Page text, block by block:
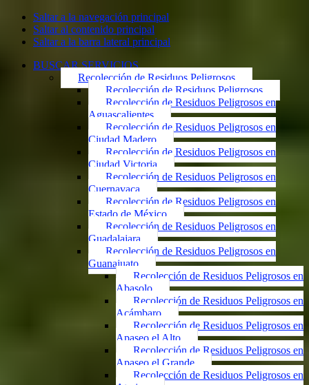
Saltar a la navegación principal
Saltar al contenido principal
Saltar a la barra lateral principal
BUSCAR SERVICIOS
Recolección de Residuos Peligrosos
Recolección de Residuos Peligrosos
Recolección de Residuos Peligrosos en
Aguascalientes
Recolección de Residuos Peligrosos en
Ciudad Madero
Recolección de Residuos Peligrosos en
Ciudad Victoria
Recolección de Residuos Peligrosos en
Cuernavaca
Recolección de Residuos Peligrosos en
Estado de México
Recolección de Residuos Peligrosos en
Guadalajara
Recolección de Residuos Peligrosos en
Guanajuato
Recolección de Residuos Peligrosos en
Abasolo
Recolección de Residuos Peligrosos en
Acámbaro
Recolección de Residuos Peligrosos en
Apaseo el Alto
Recolección de Residuos Peligrosos en
Apaseo el Grande
Recolección de Residuos Peligrosos en